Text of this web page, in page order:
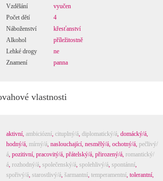
Vzdělání
vyučen
Počet dětí
4
Náboženství
křesťanství
Alkohol
příležitostně
Lehké drogy
ne
Znamení
panna
vlastnosti
aktivní, ambiciózní, cituplný/á, diplomatický/á, domácký/á,
hodný/á, mírný/á, naslouchající, nesmělý/á, ochotný/á, pečlivý/
á, pozitivní, pracovitý/á, přátelský/á, přirozený/á, romantický/
á, rozhodný/á, společenský/á, spolehlivý/á, spontánní,
spořivý/á, starostlivý/á, šarmantní, temperamentní, tolerantní,